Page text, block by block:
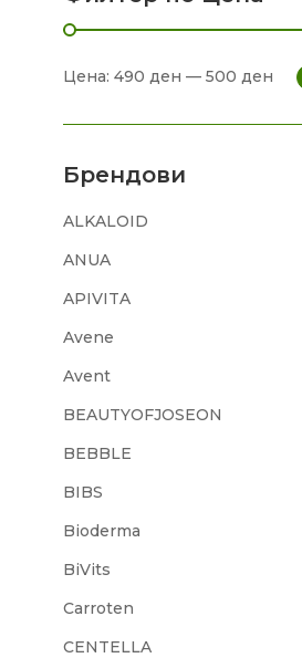
Цена: 490 ден — 500 ден
Брендови
ALKALOID
ANUA
APIVITA
Avene
Avent
BEAUTYOFJOSEON
BEBBLE
BIBS
Bioderma
BiVits
Carroten
CENTELLA